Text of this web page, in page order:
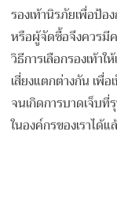
รองเท้านิรภัยเพื่อป้
หรือผู้จัดซื้อจึงควรมีค
วิธีการเลือกรองเท้า
เสี่ยงแตกต่างกัน เพื่
จนเกิดการบาดเจ็บที่
ในองค์กรของเราได้แ